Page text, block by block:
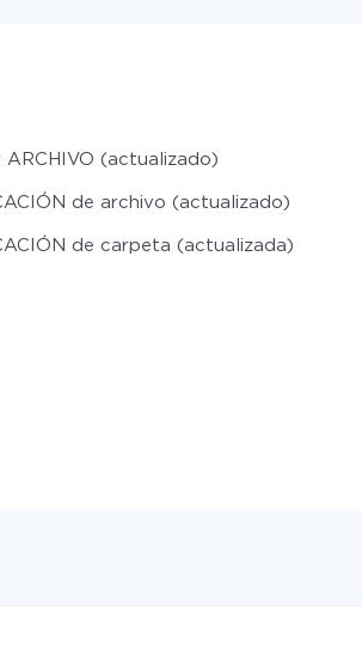
ARCHIVO (actualizado)
de archivo (actualizado)
de carpeta (actualizada)